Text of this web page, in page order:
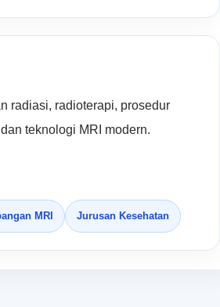
radiasi, radioterapi, prosedur
teknologi MRI modern.
MRI Jurusan Kesehatan